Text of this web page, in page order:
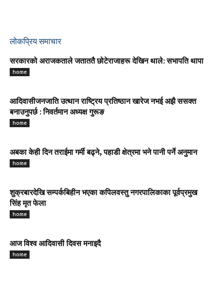
लोकप्रिय समाचार
सरकारको अराजकताले जताततै छोटेराजाहरू देखिन थाले: सभापति थापा
home
आदिवासीजनजाति उत्थान राष्ट्रिय प्रतिष्ठान खारेज नभई अझै ससक्त
बनाउनुपर्छ : निवर्तमान अध्यक्ष गुरूङ
home
अबका केही दिन तराईमा गर्मी बढ्ने, पहाडी क्षेत्रमा भने पानी पर्ने अनुमान
home
शुक्रबारदेखि सम्पर्कबिहीन भएका कपिलवस्तु नगरपालिकाका पूर्वप्रमुख
सिंह मृत फेला
home
आज विश्व आदिवासी दिवस मनाइदै
home